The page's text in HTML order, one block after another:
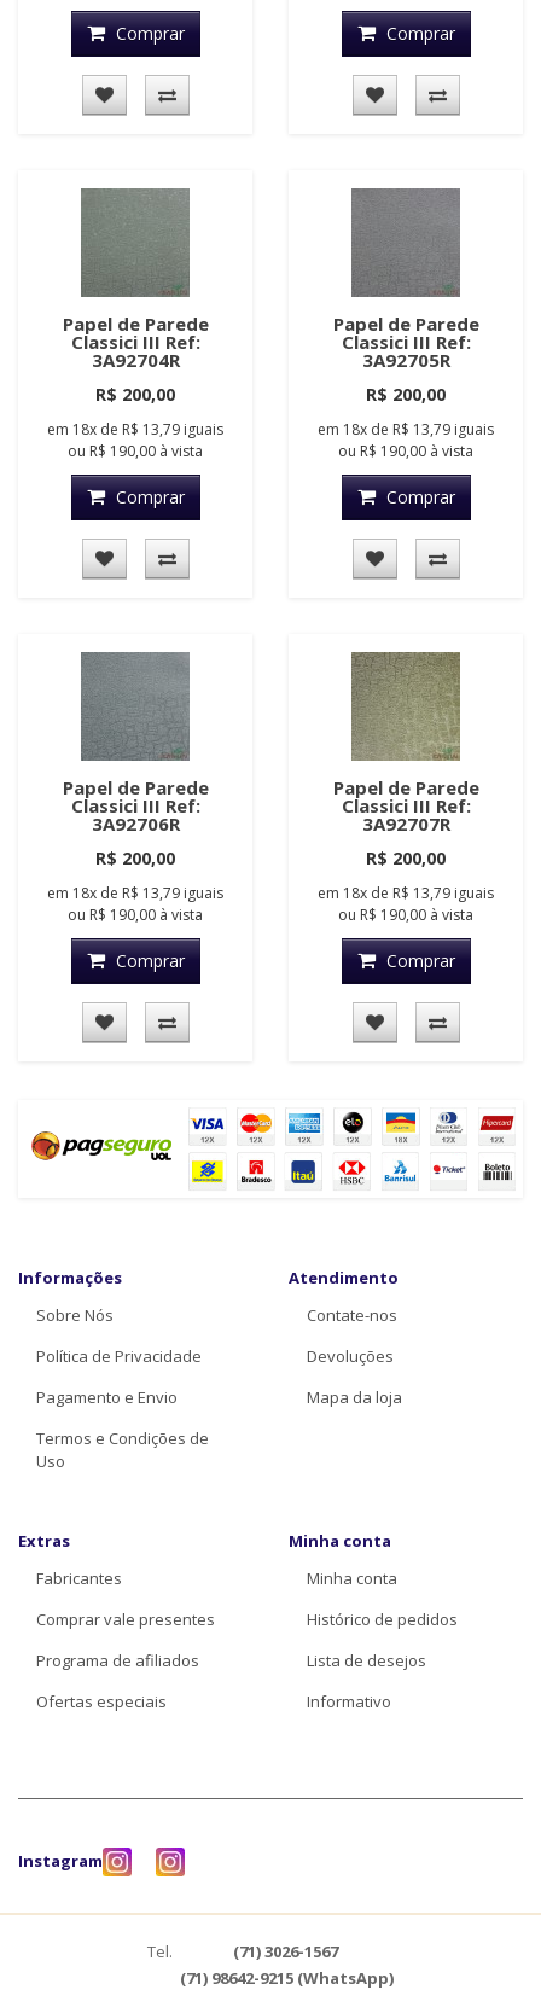
Comprar Comprar
Papel de Parede
Classici III Ref:
3A92704R
R$ 200,00
em 18x de R$ 13,79 iguais
ou R$ 190,00 à vista
Comprar
Papel de Parede
Classici III Ref:
3A92705R
R$ 200,00
em 18x de R$ 13,79 iguais
ou R$ 190,00 à vista
Comprar
Papel de Parede
Classici III Ref:
3A92706R
R$ 200,00
em 18x de R$ 13,79 iguais
ou R$ 190,00 à vista
Comprar
Papel de Parede
Classici III Ref:
3A92707R
R$ 200,00
em 18x de R$ 13,79 iguais
ou R$ 190,00 à vista
Comprar
Informações
Sobre Nós
Política de Privacidade
Pagamento e Envio
Termos e Condições de
Uso
Atendimento
Contate-nos
Devoluções
Mapa da loja
Extras
Fabricantes
Comprar vale presentes
Programa de afiliados
Ofertas especiais
Minha conta
Minha conta
Histórico de pedidos
Lista de desejos
Informativo
Instagram
Tel.
(71) 3026-1567
(71) 98642-9215 (WhatsApp)